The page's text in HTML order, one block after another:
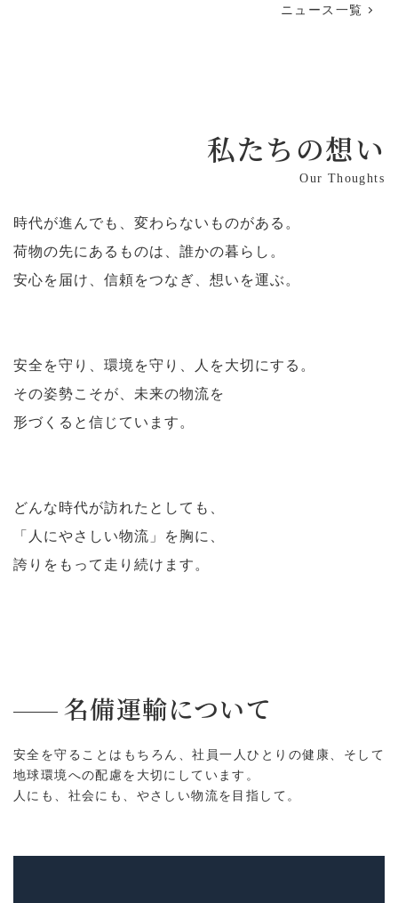
ニュース一覧
私たちの想い
Our Thoughts
時代が進んでも、変わらないものがある。
荷物の先にあるものは、誰かの暮らし。
安心を届け、信頼をつなぎ、想いを運ぶ。
安全を守り、環境を守り、人を大切にする。
その姿勢こそが、未来の物流を
形づくると信じています。
どんな時代が訪れたとしても、
「人にやさしい物流」を胸に、
誇りをもって走り続けます。
名備運輸について
安全を守ることはもちろん、社員一人ひとりの健康、そして
地球環境への配慮を大切にしています。
人にも、社会にも、やさしい物流を目指して。